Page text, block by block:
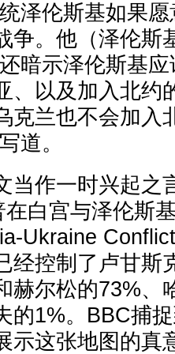
泽伦斯基如果
争。他（泽伦斯
暗示泽伦斯基
、以及加入北约
克兰也不会加入
道。
当作一时兴起之
白宫与泽伦斯
Ukraine
经控制了卢甘斯
赫尔松的73%、
的1%。BBC捕
示这张地图的真